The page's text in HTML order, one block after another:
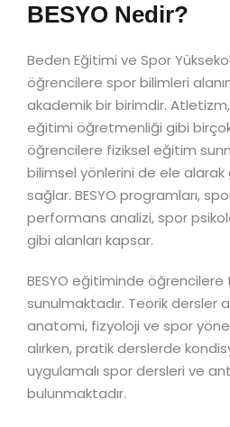
BESYO Nedir?
Beden Eğitimi ve Spor
öğrencilere spor bilimleri
akademik bir birimdir.
eğitimi öğretmenliği gibi birçok
öğrencilere fiziksel eğitim
bilimsel yönlerini de ele alarak
sağlar. BESYO programları,
performans analizi, spor
gibi alanları kapsar.
BESYO eğitiminde
sunulmaktadır. Teorik dersler
anatomi, fizyoloji ve spor
alırken, pratik derslerde
uygulamalı spor dersleri ve
bulunmaktadır.